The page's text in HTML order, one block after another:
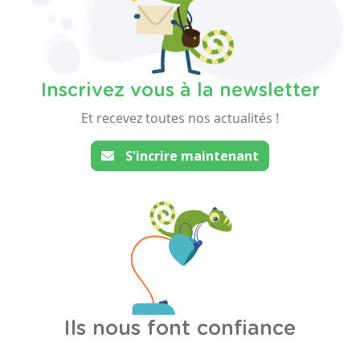
Inscrivez vous à la newsletter
Et recevez toutes nos actualités !
S'incrire maintenant
Ils nous font confiance